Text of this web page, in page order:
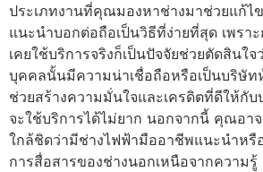
ประเภทงานที่คุณมองหาช่างมาช่วยแก้ไ
แนะนำบอกต่อถือเป็นวิธีที่ง่ายที่สุด เพราะ
เคยใช้บริการจริงก็เป็นปัจจัยช่วยตัดสินใจ
บุคคลนั้นมีความน่าเชื่อถือหรือเป็นบริษัท
ช่วยสร้างความมั่นใจและเครดิตที่ดีให้กั
จะใช้บริการได้ไม่ยาก นอกจากนี้ คุณอา
ใกล้ชิดว่ามีช่างไฟฟ้ามืออาชีพแนะนำหรื
การสื่อสารของช่างนอกเหนือจากความ